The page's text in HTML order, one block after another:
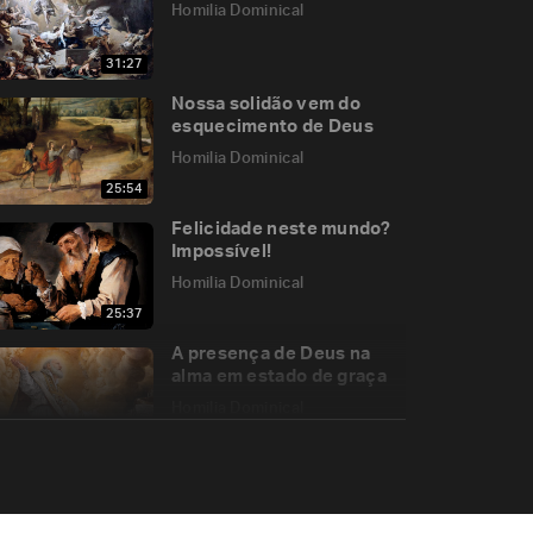
31:27
Homilia Dominical
25:54
Nossa solidão vem do
esquecimento de Deus
Homilia Dominical
25:37
Felicidade neste mundo?
Impossível!
Homilia Dominical
A presença de Deus na
alma em estado de graça